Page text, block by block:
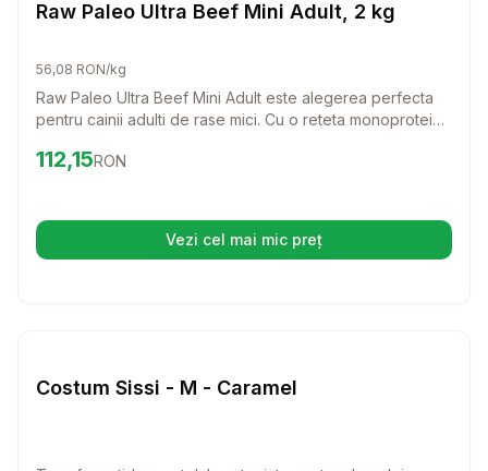
Raw Paleo Ultra Beef Mini Adult, 2 kg
56,08 RON/kg
Raw Paleo Ultra Beef Mini Adult este alegerea perfecta
pentru cainii adulti de rase mici. Cu o reteta monoproteica
asigura o alimentatie echilibrata si delicios de sanatoasa
Preț:112.15
112,15RON
Vezi cel mai mic preț(se deschide într-o filă nouă)
Costum Sissi - M - Caramel